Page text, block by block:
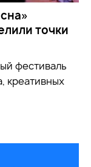
точки
фестиваль
креативных